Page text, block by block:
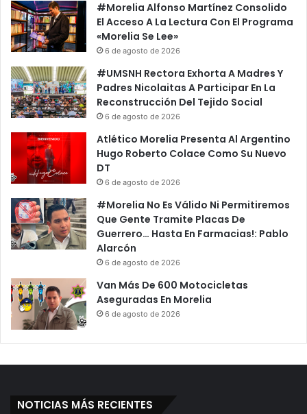
#Morelia Alfonso Martínez Consolido
El Acceso A La Lectura Con El Programa
«Morelia Se Lee»
6 de agosto de 2026
#UMSNH Rectora Exhorta A Madres Y
Padres Nicolaitas A Participar En La
Reconstrucción Del Tejido Social
6 de agosto de 2026
Atlético Morelia Presenta Al Argentino
Hugo Roberto Colace Como Su Nuevo
DT
6 de agosto de 2026
#Morelia No Es Válido Ni Permitiremos
Que Gente Tramite Placas De
Guerrero… Hasta En Farmacias!: Pablo
Alarcón
6 de agosto de 2026
Van Más De 600 Motocicletas
Aseguradas En Morelia
6 de agosto de 2026
NOTICIAS MÁS RECIENTES